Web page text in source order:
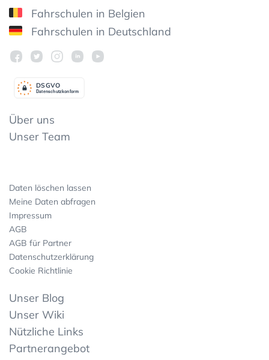
Fahrschulen in Belgien
Fahrschulen in Deutschland
Datenschutzkonform
DSGVO
Über uns
Unser Team
Daten löschen lassen
Meine Daten abfragen
Impressum
AGB
AGB für Partner
Datenschutzerklärung
Cookie Richtlinie
Unser Blog
Unser Wiki
Nützliche Links
Partnerangebot